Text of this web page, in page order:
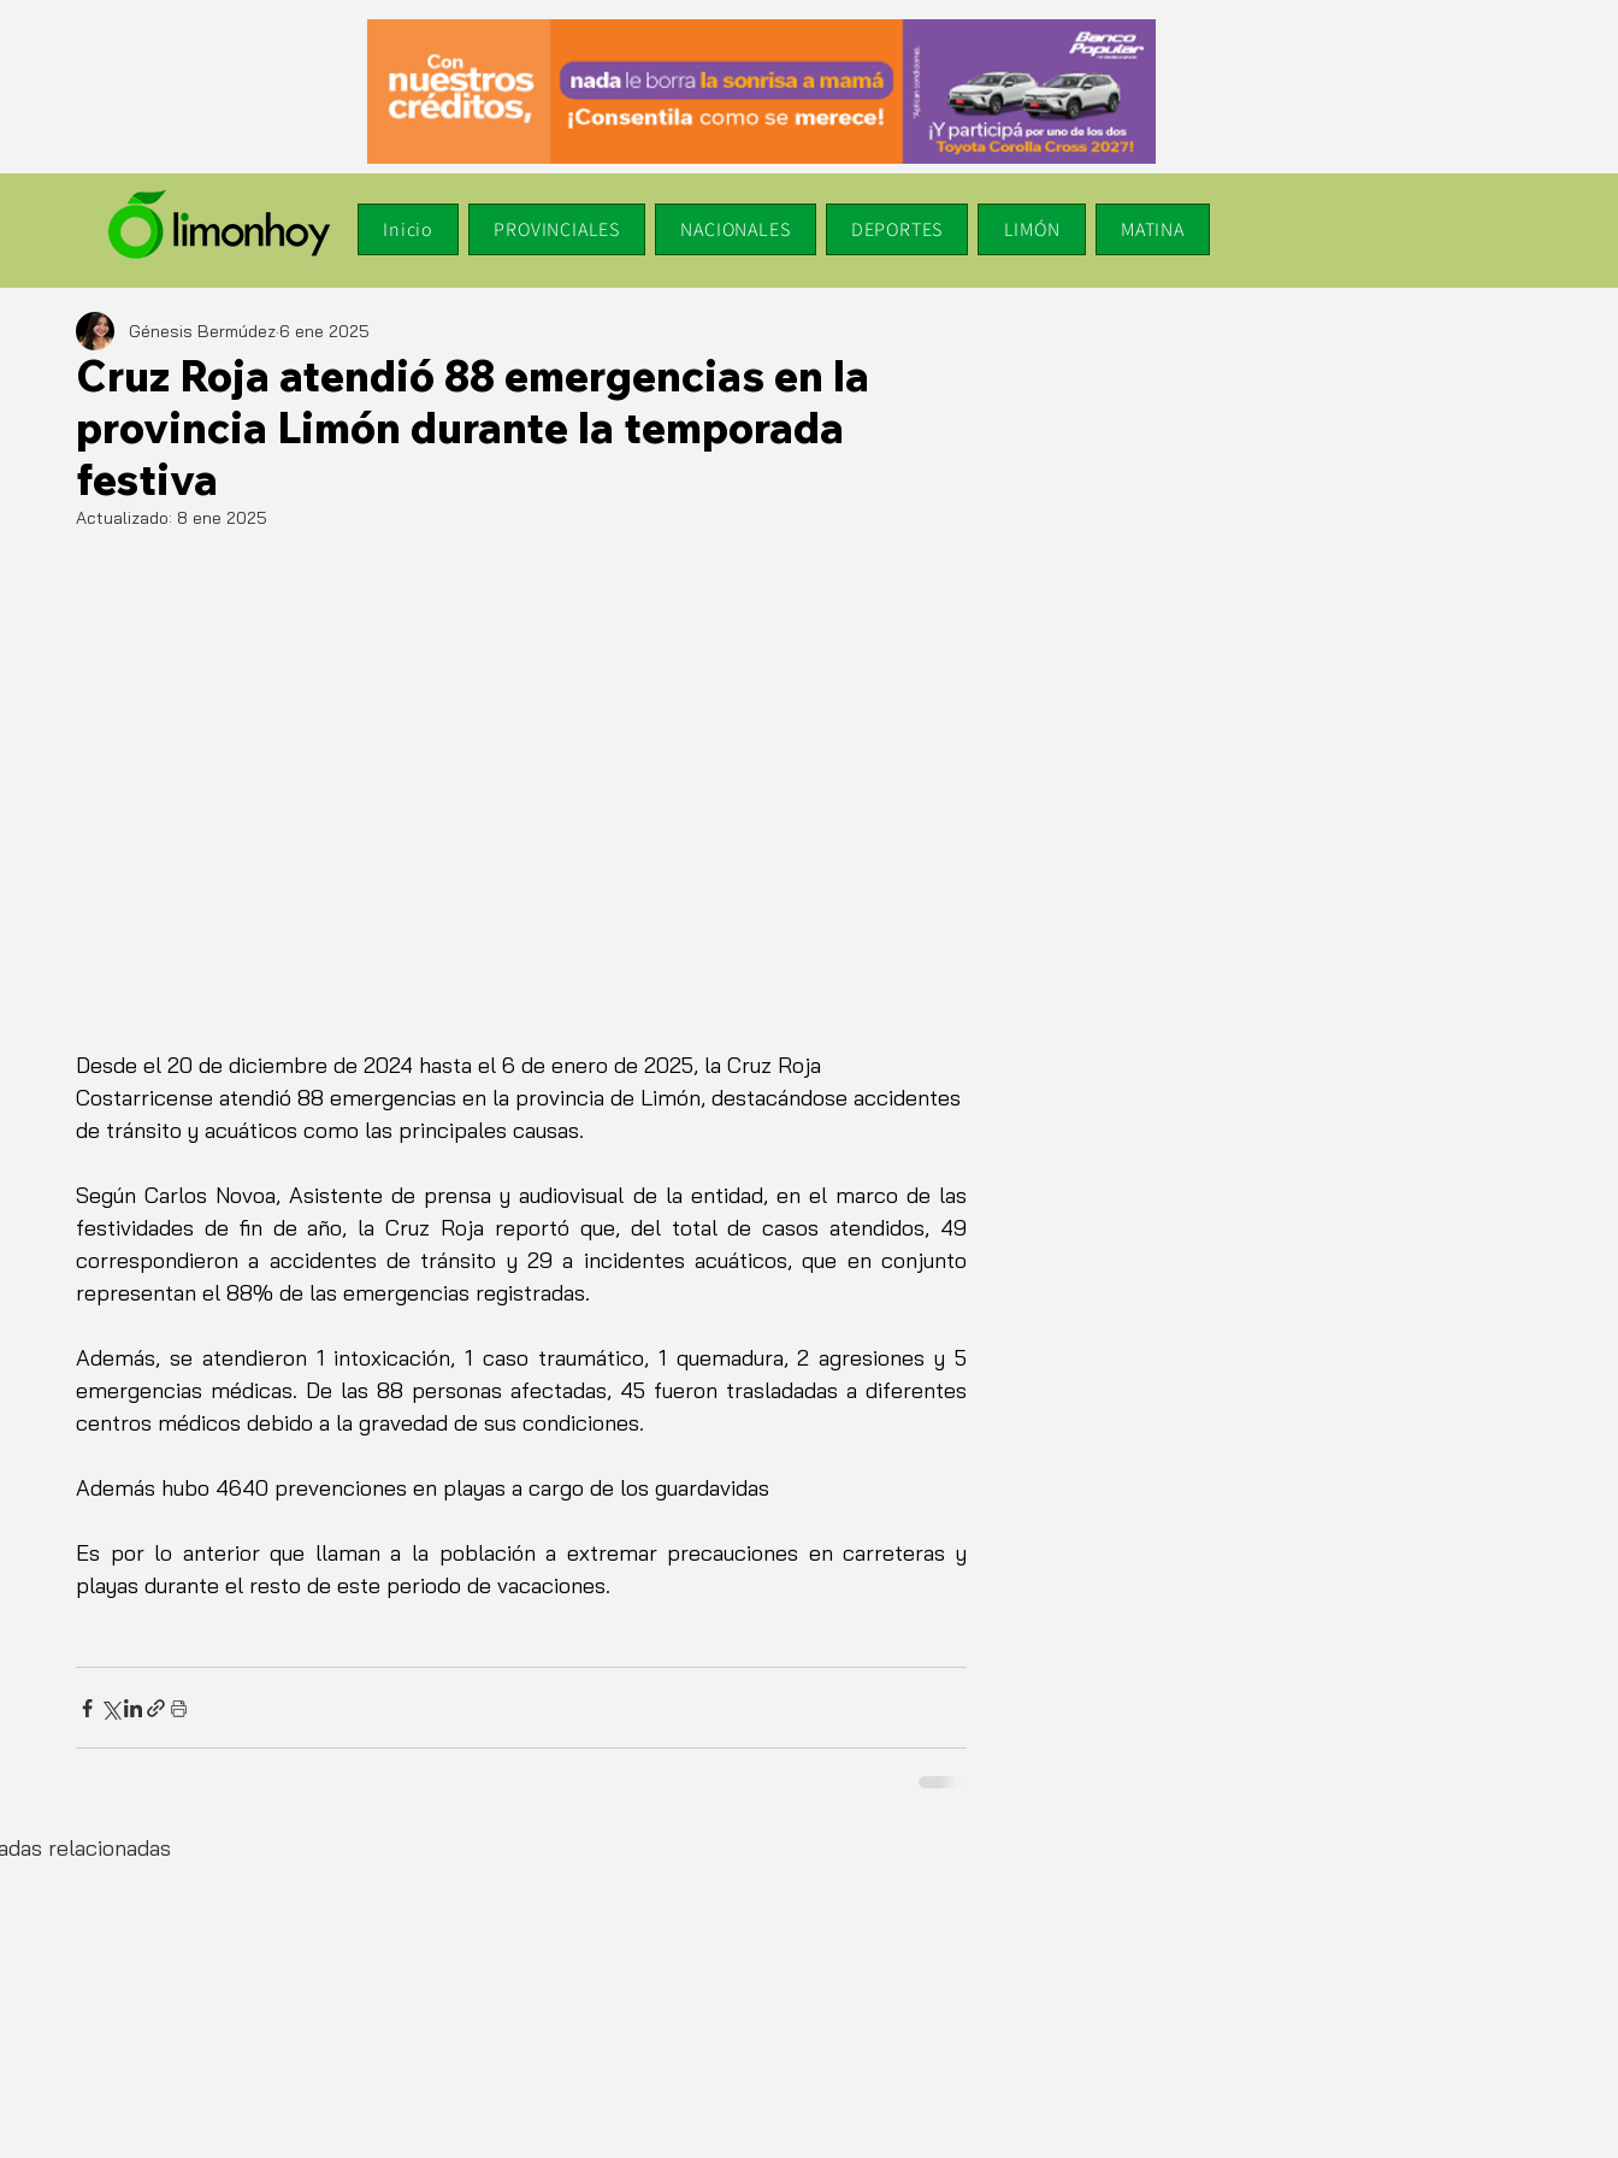
Inicio PROVINCIALES NACIONALES DEPORTES LIMÓN MATINA
Cruz Roja atendió 88 emergencias en la
provincia Limón durante la temporada
festiva
Génesis Bermúdez 6 ene 2025
Actualizado: 8 ene 2025
Desde el 20 de diciembre de 2024 hasta el 6 de enero de 2025, la Cruz Roja
Costarricense atendió 88 emergencias en la provincia de Limón, destacándose accidentes
de tránsito y acuáticos como las principales causas.
Según Carlos Novoa, Asistente de prensa y audiovisual de la entidad, en el marco de las
festividades de fin de año, la Cruz Roja reportó que, del total de casos atendidos, 49
correspondieron a accidentes de tránsito y 29 a incidentes acuáticos, que en conjunto
representan el 88% de las emergencias registradas.
Además, se atendieron 1 intoxicación, 1 caso traumático, 1 quemadura, 2 agresiones y 5
emergencias médicas. De las 88 personas afectadas, 45 fueron trasladadas a diferentes
centros médicos debido a la gravedad de sus condiciones.
Además hubo 4640 prevenciones en playas a cargo de los guardavidas
Es por lo anterior que llaman a la población a extremar precauciones en carreteras y
playas durante el resto de este periodo de vacaciones.
relacionadas